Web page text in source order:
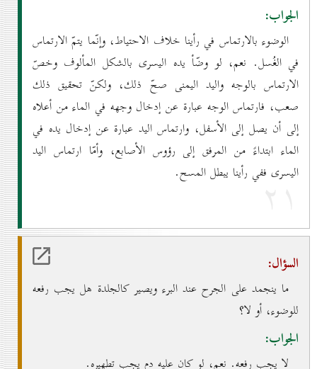
الجواب:
الوضوء بالارتماس في رأينا خلاف الاحتياط، وإنّما يتمّ الارتماس
في الغُسل. نعم، لو وضّأ يده اليسرى بالشكل المألوف وخصّ
الارتماس بالوجه واليد اليمنى صحّ ذلك، ولكنّ تحقيق ذلك
صعب، فارتماس الوجه عبارة عن إدخال وجهه في الماء من أعلاه
إلى أن يصل إلى الأسفل، وارتماس اليد عبارة عن إدخال يده في
الماء ابتداءً من المرفق إلى رؤوس الأصابع، وأمّا ارتماس اليد
اليسرى ففي رأينا يبطل المسح.
۲۱
السؤال:
ما ينجمد على الجرح عند البرء ويصير كالجلدة هل يجب رفعه
للوضوء، أو لا؟
الجواب:
لا يجب رفعه. نعم، لو كان عليه دم يجب تطهيره.